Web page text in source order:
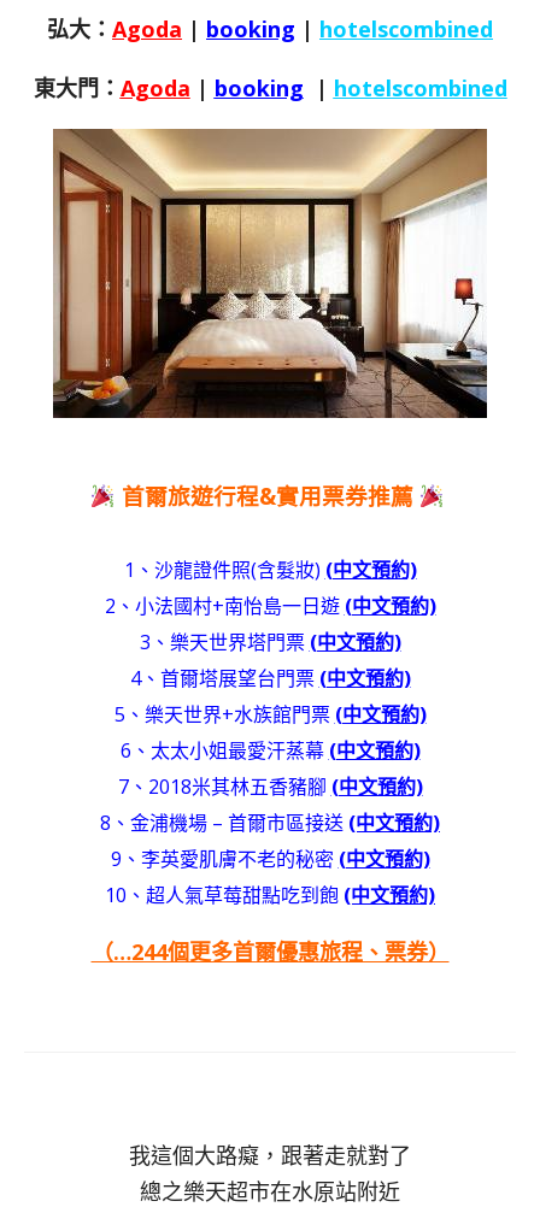
弘大： Agoda | booking | hotelscombined
東大門： Agoda | booking | hotelscombined
首爾旅遊行程&實用票券推薦
1、沙龍證件照(含髮妝) (中文預約)
2、小法國村+南怡島一日遊 (中文預約)
3、樂天世界塔門票 (中文預約)
4、首爾塔展望台門票 (中文預約)
5、樂天世界+水族館門票 (中文預約)
6、太太小姐最愛汗蒸幕 (中文預約)
7、2018米其林五香豬腳 (中文預約)
8、金浦機場 – 首爾市區接送 (中文預約)
9、李英愛肌膚不老的秘密 (中文預約)
10、超人氣草莓甜點吃到飽 (中文預約)
（…244個更多首爾優惠旅程、票券）
我這個大路癡，跟著走就對了
總之樂天超市在水原站附近